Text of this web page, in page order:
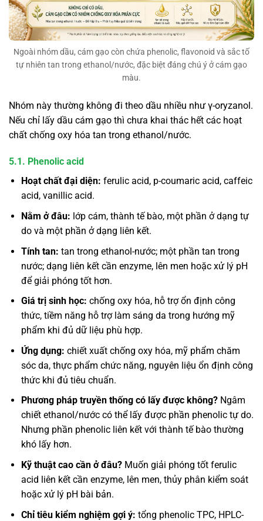
Ngoài nhóm dầu, cám gạo còn chứa phenolic, flavonoid và sắc tố
tự nhiên tan trong ethanol/nước, đặc biệt đáng chú ý ở cám gạo
màu.
Nhóm này thường không đi theo dầu nhiều như γ-oryzanol.
Nếu chỉ lấy dầu cám gạo thì chưa khai thác hết các hoạt
chất chống oxy hóa tan trong ethanol/nước.
5.1. Phenolic acid
Hoạt chất đại diện: ferulic acid, p-coumaric acid, caffeic
acid, vanillic acid.
Nằm ở đâu: lớp cám, thành tế bào, một phần ở dạng tự
do và một phần ở dạng liên kết.
Tính tan: tan trong ethanol-nước; một phần tan trong
nước; dạng liên kết cần enzyme, lên men hoặc xử lý pH
để giải phóng tốt hơn.
Giá trị sinh học: chống oxy hóa, hỗ trợ ổn định công
thức, tiềm năng hỗ trợ làm sáng da trong hướng mỹ
phẩm khi đủ dữ liệu phù hợp.
Ứng dụng: chiết xuất chống oxy hóa, mỹ phẩm chăm
sóc da, thực phẩm chức năng, nguyên liệu ổn định công
thức khi đủ tiêu chuẩn.
Phương pháp truyền thống có lấy được không?Ngâm
chiết ethanol/nước có thể lấy được phần phenolic tự do.
Nhưng phần phenolic liên kết với thành tế bào thường
khó lấy hơn.
Kỹ thuật cao cần ở đâu?Muốn giải phóng tốt ferulic
acid liên kết cần enzyme, lên men, thủy phân kiểm soát
hoặc xử lý pH bài bản.
Chỉ tiêu kiểm nghiệm gợi ý: tổng phenolic TPC, HPLC-